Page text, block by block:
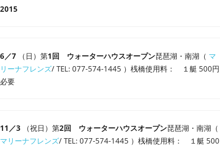
2015
6／7 （日）第1回 ウォーターハウスオープン琵琶湖・南湖（ マ
リーナフレンズ/ TEL: 077-574-1445 ）桟橋使用料： １艇 500円
必要
11／3 （祝日）第2回 ウォーターハウスオープン琵琶湖・南湖（
マリーナフレンズ/ TEL: 077-574-1445 ）桟橋使用料： １艇 500